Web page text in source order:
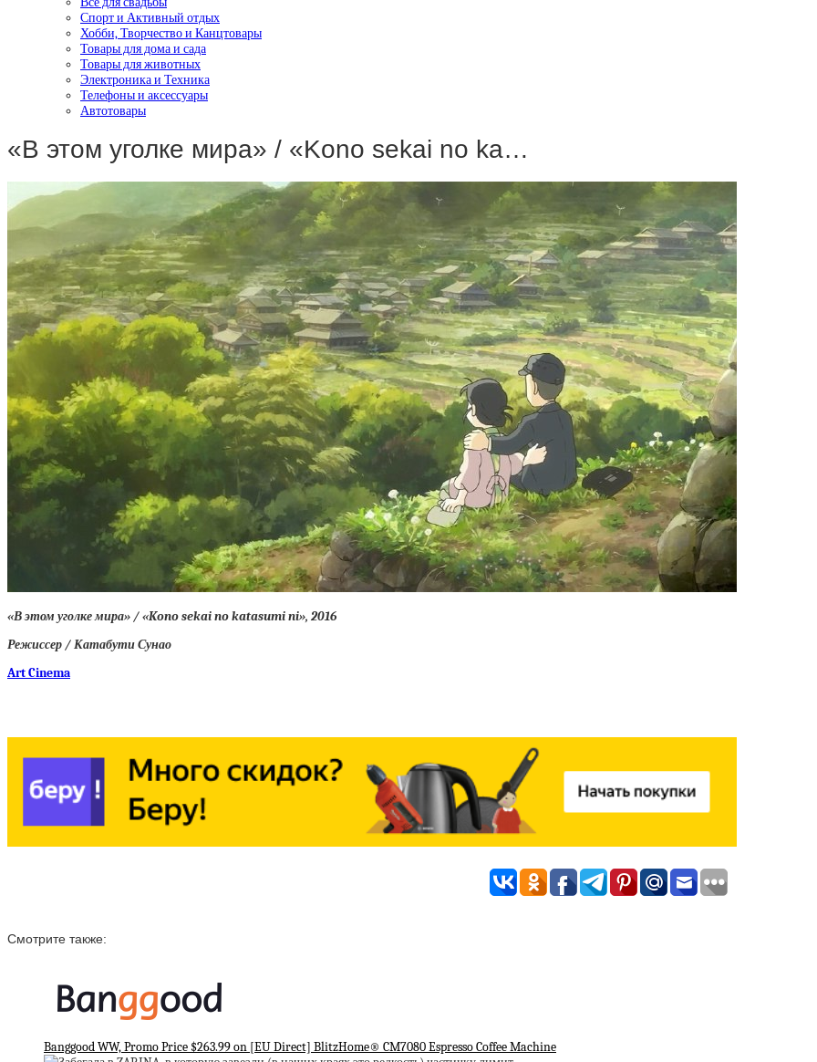
Спорт и Активный отдых
Хобби, Творчество и Канцтовары
Товары для дома и сада
Товары для животных
Электроника и Техника
Телефоны и аксессуары
Автотовары
«В этом уголке мира» / «Kono sekai no ka…
«В этом уголке мира» / «Kono sekai no katasumi ni», 2016
Режиссер / Катабути Сунао
Art Cinema
Смотрите также:
Banggood WW, Promo Price $263.99 on [EU Direct] BlitzHome® CM7080 Espresso Coffee Machine